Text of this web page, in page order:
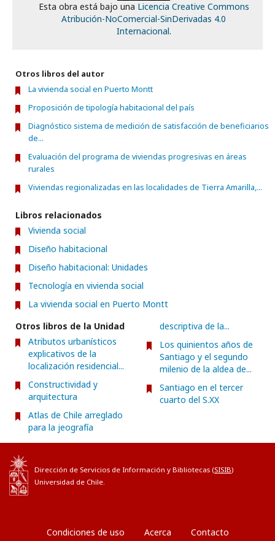
Esta obra está bajo una Licencia Creative Commons
Atribución-NoComercial-SinDerivadas 4.0
Internacional.
Otros libros del autor
La vivienda social en Puerto Montt
Proposición de tipología habitacional del país
Diagnóstico sistema de medición de satisfacción de beneficiarios
de...
Evaluación del programa de viviendas progresivas en áreas
rurales
Viviendas regionalizadas en las localidades de Tierra Amarilla,...
Libros relacionados
Vivienda social
Diseño habitacional
Diseño habitacional: Unidades
Tecnología en vivienda social
La vivienda social en Puerto Montt
Otros libros de la Unidad
Atributos urbanísticos
explicativos de la
localización residencial...
Constructividad y
arquitectura
Atlas de Chile arreglado
para la jeografía
descriptiva de la...
Los quinientos años de
Santiago y el segundo
milenio de la aldea de...
Santiago en el tercer
cuarto del S.XX
Dirección de Servicios de Información y Bibliotecas (SISIB)
Universidad de Chile.
Condiciones de uso Acerca Contacto